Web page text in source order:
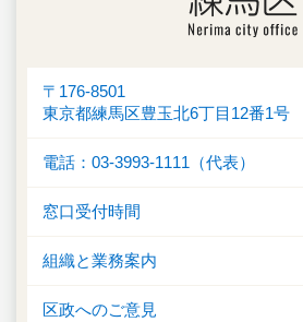
〒176-8501
東京都練馬区豊玉北6丁目12番1号
電話：03-3993-1111（代表）
窓口受付時間
組織と業務案内
区政へのご意見